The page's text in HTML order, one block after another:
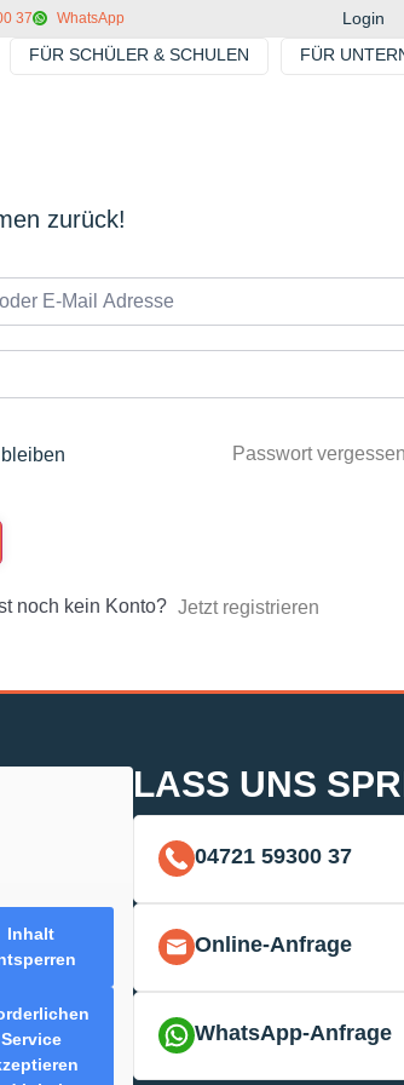
37 WhatsApp
Login
FÜR SCHÜLER & SCHULEN FÜR
zurück!
Passwort
noch kein Konto? Jetzt registrieren
Inhalt
Service
LASS UNS
04721 59300 37
Online-Anfrage
WhatsApp-Anfrage